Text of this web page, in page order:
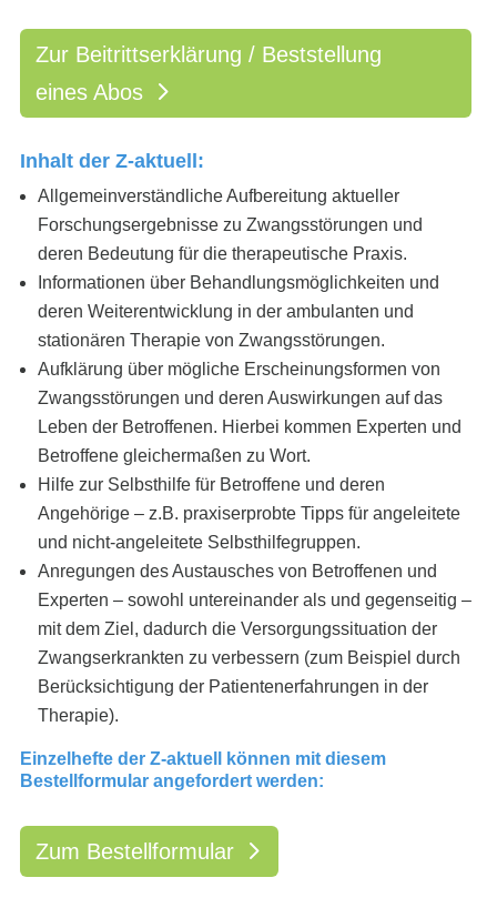
Zur Beitrittserklärung / Beststellung
eines Abos
Inhalt der Z-aktuell:
Allgemeinverständliche Aufbereitung aktueller
Forschungsergebnisse zu Zwangsstörungen und
deren Bedeutung für die therapeutische Praxis.
Informationen über Behandlungsmöglichkeiten und
deren Weiterentwicklung in der ambulanten und
stationären Therapie von Zwangsstörungen.
Aufklärung über mögliche Erscheinungsformen von
Zwangsstörungen und deren Auswirkungen auf das
Leben der Betroffenen. Hierbei kommen Experten und
Betroffene gleichermaßen zu Wort.
Hilfe zur Selbsthilfe für Betroffene und deren
Angehörige – z.B. praxiserprobte Tipps für angeleitete
und nicht-angeleitete Selbsthilfegruppen.
Anregungen des Austausches von Betroffenen und
Experten – sowohl untereinander als und gegenseitig –
mit dem Ziel, dadurch die Versorgungssituation der
Zwangserkrankten zu verbessern (zum Beispiel durch
Berücksichtigung der Patientenerfahrungen in der
Therapie).
Einzelhefte der Z-aktuell können mit diesem
Bestellformular angefordert werden:
Zum Bestellformular